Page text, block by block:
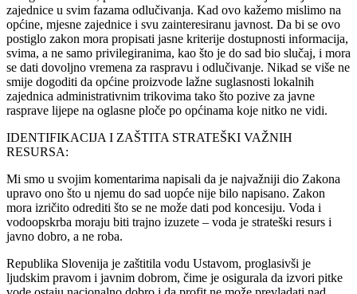
zajednice u svim fazama odlučivanja. Kad ovo kažemo mislimo na
općine, mjesne zajednice i svu zainteresiranu javnost. Da bi se ovo
postiglo zakon mora propisati jasne kriterije dostupnosti informacija,
svima, a ne samo privilegiranima, kao što je do sad bio slučaj, i mora
se dati dovoljno vremena za raspravu i odlučivanje. Nikad se više ne
smije dogoditi da općine proizvode lažne suglasnosti lokalnih
zajednica administrativnim trikovima tako što pozive za javne
rasprave lijepe na oglasne ploče po općinama koje nitko ne vidi.
IDENTIFIKACIJA I ZAŠTITA STRATEŠKI VAŽNIH
RESURSA:
Mi smo u svojim komentarima napisali da je najvažniji dio Zakona
upravo ono što u njemu do sad uopće nije bilo napisano. Zakon
mora izričito odrediti što se ne može dati pod koncesiju. Voda i
vodoopskrba moraju biti trajno izuzete – voda je strateški resurs i
javno dobro, a ne roba.
Republika Slovenija je zaštitila vodu Ustavom, proglasivši je
ljudskim pravom i javnim dobrom, čime je osigurala da izvori pitke